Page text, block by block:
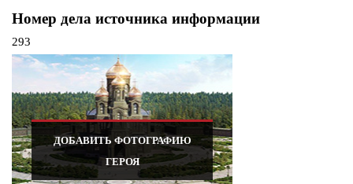
Номер дела источника информации
293
ДОБАВИТЬ ФОТОГРАФИЮ
ГЕРОЯ